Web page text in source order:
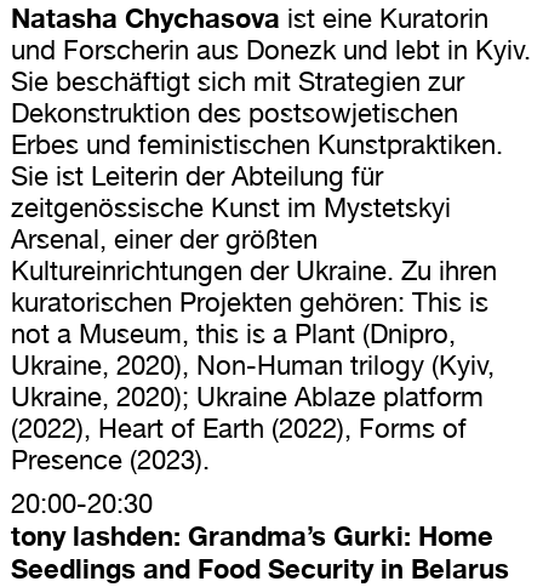
Natasha Chychasova ist eine Kuratorin
und Forscherin aus Donezk und lebt in Kyiv.
Sie beschäftigt sich mit Strategien zur
Dekonstruktion des postsowjetischen
Erbes und feministischen Kunstpraktiken.
Sie ist Leiterin der Abteilung für
zeitgenössische Kunst im Mystetskyi
Arsenal, einer der größten
Kultureinrichtungen der Ukraine. Zu ihren
kuratorischen Projekten gehören: This is
not a Museum, this is a Plant (Dnipro,
Ukraine, 2020), Non-Human trilogy (Kyiv,
Ukraine, 2020); Ukraine Ablaze platform
(2022), Heart of Earth (2022), Forms of
Presence (2023).
20:00-20:30
tony lashden: Grandma’s Gurki: Home
Seedlings and Food Security in Belarus